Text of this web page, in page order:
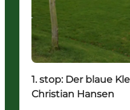
1. stop: Der blaue
Christian Hansen